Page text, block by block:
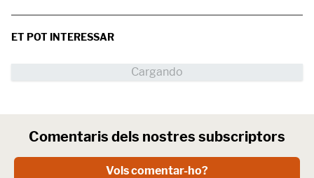
ET POT INTERESSAR
Comentaris dels nostres subscriptors
Vols comentar-ho?